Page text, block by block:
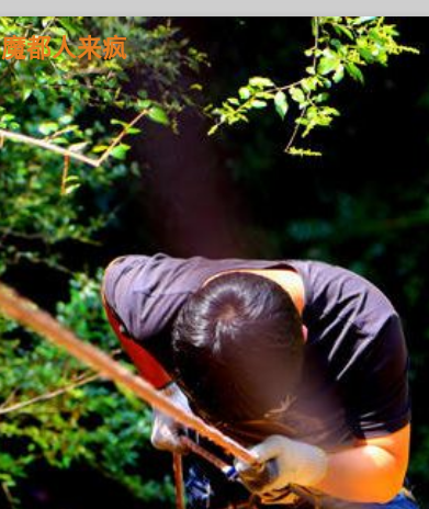
魔都人来疯
疯人荐
是谁让国际专业媒体惊
呼：中国走在了沉浸娱
不
界
战